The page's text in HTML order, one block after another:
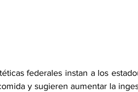
federales instan a los
y sugieren aumentar la